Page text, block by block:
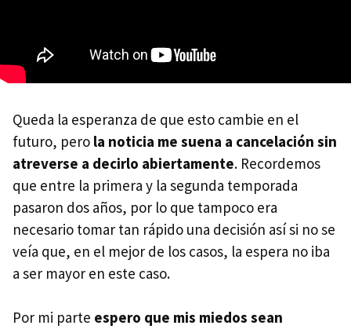
Queda la esperanza de que esto cambie en el
futuro, pero la noticia me suena a cancelación sin
atreverse a decirlo abiertamente. Recordemos
que entre la primera y la segunda temporada
pasaron dos años, por lo que tampoco era
necesario tomar tan rápido una decisión así si no se
veía que, en el mejor de los casos, la espera no iba
a ser mayor en este caso.
Por mi parte espero que mis miedos sean